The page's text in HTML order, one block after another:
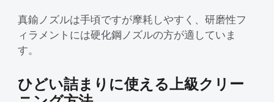
真鍮ノズルは手頃ですが摩耗しやすく、研磨性フ
ィラメントには硬化鋼ノズルの方が適していま
す。
ひどい詰まりに使える上級クリー